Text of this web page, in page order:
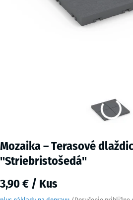
Mozaika – Terasové
"Striebristošedá"
3,90 € / Kus